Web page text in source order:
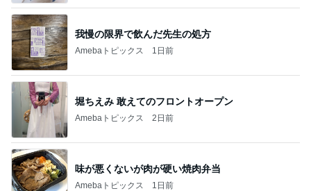
我慢の限界で飲んだ先生の処方
Amebaトピックス 1日前
堀ちえみ 敢えてのフロントオープン
Amebaトピックス 2日前
味が悪くないが肉が硬い焼肉弁当
Amebaトピックス 1日前